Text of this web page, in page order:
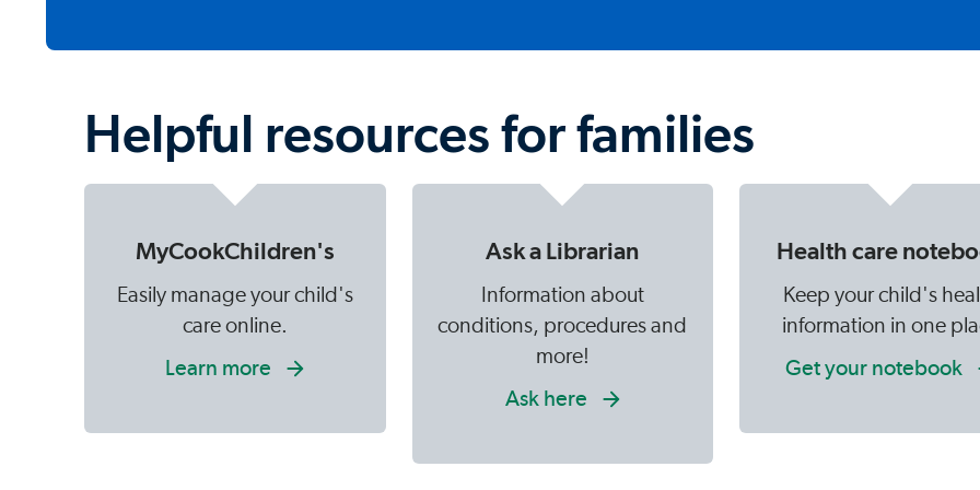
Helpful resources for families
MyCookChildren's
Easily manage your child's
care online.
Learn more
Ask a Librarian
Information about
conditions, procedures and
more!
Ask here
Health care
Keep your child's
information in one
Get your notebook